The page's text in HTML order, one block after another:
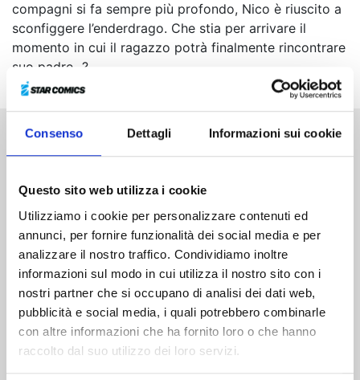
Consenso Dettagli Informazioni sui cookie
Questo sito web utilizza i cookie
Utilizziamo i cookie per personalizzare contenuti ed
annunci, per fornire funzionalità dei social media e per
analizzare il nostro traffico. Condividiamo inoltre
informazioni sul modo in cui utilizza il nostro sito con i
nostri partner che si occupano di analisi dei dati web,
pubblicità e social media, i quali potrebbero combinarle
con altre informazioni che ha fornito loro o che hanno
raccolto dal suo utilizzo dei loro servizi.
compagni si fa sempre più profondo, Nico è riuscito a
sconfiggere l’enderdrago. Che stia per arrivare il
momento in cui il ragazzo potrà finalmente rincontrare
suo padre...?
Altri volumi della serie